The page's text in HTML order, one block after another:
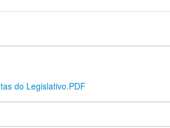
do Legislativo.PDF